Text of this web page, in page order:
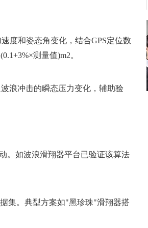
度和姿态角变化，结合GPS定位数
测量值)m2。
浪冲击的瞬态压力变化，辅助验
。如波浪滑翔器平台已验证该算法
集。典型方案如"黑珍珠"滑翔器搭